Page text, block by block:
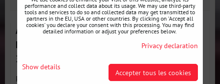
Adaptateur PMC pour moteur GM Chevrolet LS V8
LS1 LS3 LS7 LSA LSX et boîtes de vitesses Nissan
350Z Z33 370Z Z34
PMC MOTORSPORT Adaptateur pour moteur GM Chevrolet
performance and collect data about its usage. We may use third-party
tools and services to do so and collected data may get transmitted to
partners in the EU, USA or other countries. By clicking on 'Accept all
cookies' you declare your consent with this processing. You may find
detailed information or adjust your preferences below.
Privacy declaration
Show details
Accepter tous les cookies